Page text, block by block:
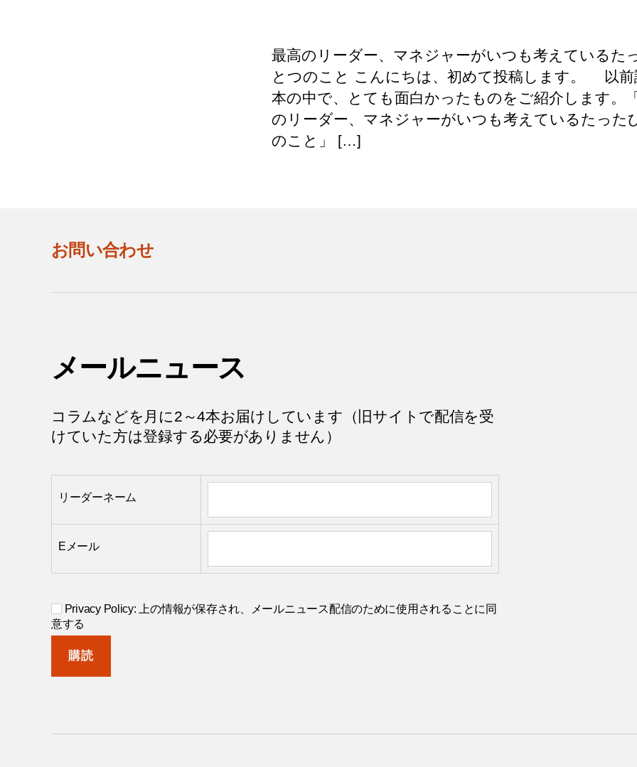
最高のリーダー、マネジャーがいつも考えているた
とつのこと こんにちは、初めて投稿します。 以前
本の中で、とても面白かったものをご紹介します。
のリーダー、マネジャーがいつも考えているたった
のこと」 […]
お問い合わせ
メールニュース
コラムなどを月に2～4本お届けしています（旧サイトで配信を受
けていた方は登録する必要がありません）
リーダーネーム
Eメール
Privacy Policy: 上の情報が保存され、メールニュース配信のために使用されることに同
意する